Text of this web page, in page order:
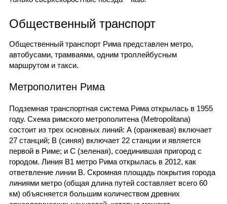
Общественный транспорт
Общественный транспорт Рима представлен метро,
автобусами, трамваями, одним троллейбусным
маршрутом и такси.
Метрополитен Рима
Подземная транспортная система Рима открылась в 1955
году. Схема римского метрополитена (Metropolitana)
состоит из трех основных линий: А (оранжевая) включает
27 станций; В (синяя) включает 22 станции и является
первой в Риме; и С (зеленая), соединившая пригород с
городом. Линия В1 метро Рима открылась в 2012, как
ответвление линии В. Скромная площадь покрытия города
линиями метро (общая длина путей составляет всего 60
км) объясняется большим количеством древних